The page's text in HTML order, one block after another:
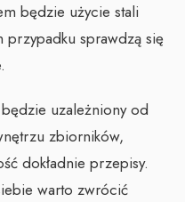
będzie użycie stali
sprawdzą się
uzależniony od
zbiorników,
dokładnie przepisy.
warto zwrócić